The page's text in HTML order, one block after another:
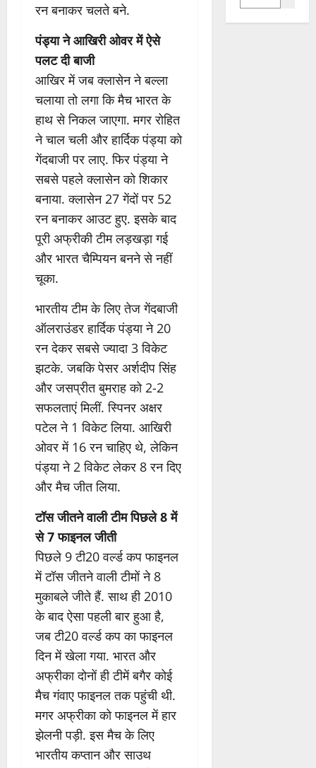
रन बनाकर चलते बने.
पंड्या ने आखिरी ओवर में ऐसे
पलट दी बाजी
आखिर में जब क्लासेन ने बल्ला
चलाया तो लगा कि मैच भारत के
हाथ से निकल जाएगा. मगर रोहित
ने चाल चली और हार्दिक पंड्या को
गेंदबाजी पर लाए. फिर पंड्या ने
सबसे पहले क्लासेन को शिकार
बनाया. क्लासेन 27 गेंदों पर 52
रन बनाकर आउट हुए. इसके बाद
पूरी अफ्रीकी टीम लड़खड़ा गई
और भारत चैम्पियन बनने से नहीं
चूका.
भारतीय टीम के लिए तेज गेंदबाजी
ऑलराउंडर हार्दिक पंड्या ने 20
रन देकर सबसे ज्यादा 3 विकेट
झटके. जबकि पेसर अर्शदीप सिंह
और जसप्रीत बुमराह को 2-2
सफलताएं मिलीं. स्पिनर अक्षर
पटेल ने 1 विकेट लिया. आखिरी
ओवर में 16 रन चाहिए थे, लेकिन
पंड्या ने 2 विकेट लेकर 8 रन दिए
और मैच जीत लिया.
टॉस जीतने वाली टीम पिछले 8 में
से 7 फाइनल जीती
पिछले 9 टी20 वर्ल्ड कप फाइनल
में टॉस जीतने वाली टीमों ने 8
मुकाबले जीते हैं. साथ ही 2010
के बाद ऐसा पहली बार हुआ है,
जब टी20 वर्ल्ड कप का फाइनल
दिन में खेला गया. भारत और
अफ्रीका दोनों ही टीमें बगैर कोई
मैच गंवाए फाइनल तक पहुंची थी.
मगर अफ्रीका को फाइनल में हार
झेलनी पड़ी. इस मैच के लिए
भारतीय कप्तान और साउथ